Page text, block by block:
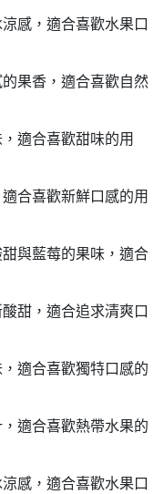
感，適合喜歡水果口
果香，適合喜歡自然
適合喜歡甜味的用
合喜歡新鮮口感的用
與藍莓的果味，適合
甜，適合追求清爽口
適合喜歡獨特口感的
適合喜歡熱帶水果的
感，適合喜歡水果口